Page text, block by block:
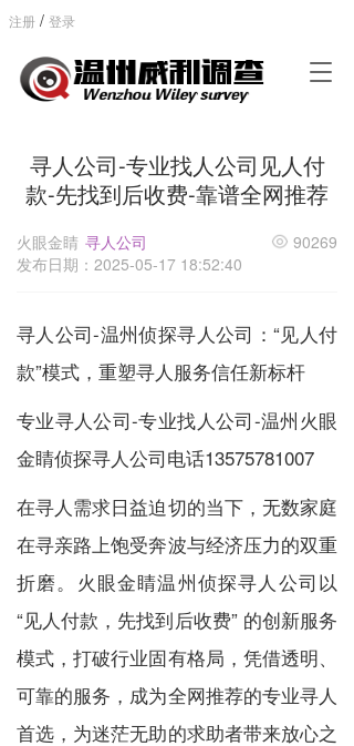
注册 / 登录
T
l
e
n
v
t
寻人公司-专业找人公司见人付
款-先找到后收费-靠谱全网推荐
火眼金睛 寻人公司
发布日期：2025-05-17 18:52:40
90269
寻人公司-温州侦探寻人公司：“见人付
款”模式，重塑寻人服务信任新标杆
专业寻人公司-专业找人公司-温州火眼
金睛侦探寻人公司电话13575781007
在寻人需求日益迫切的当下，无数家庭
在寻亲路上饱受奔波与经济压力的双重
折磨。火眼金睛温州侦探寻人公司以
“见人付款，先找到后收费” 的创新服务
模式，打破行业固有格局，凭借透明、
可靠的服务，成为全网推荐的专业寻人
首选，为迷茫无助的求助者带来放心之